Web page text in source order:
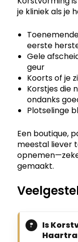
je kliniek als je
eerste
Gele
geur
Koorts of je
Korstjes die
ondanks
Plotselinge
Een boutique,
meestal liever
gemaakt.
Is